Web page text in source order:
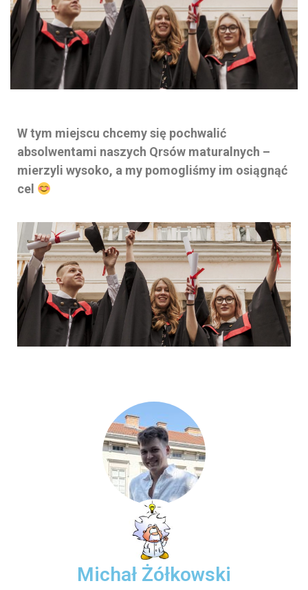
W tym miejscu chcemy się pochwalić
absolwentami naszych Qrsów maturalnych –
mierzyli wysoko, a my pomogliśmy im osiągnąć
cel
Michał Żółkowski